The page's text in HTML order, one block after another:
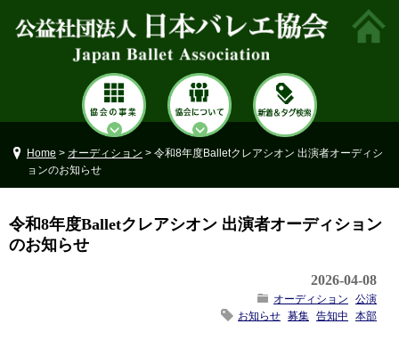
Home > オーディション > 令和8年度Balletクレアシオン 出演者オーディシ
ョンのお知らせ
令和8年度Balletクレアシオン 出演者オーディション
のお知らせ
2026-04-08
オーディション
公演
お知らせ 募集 告知中 本部